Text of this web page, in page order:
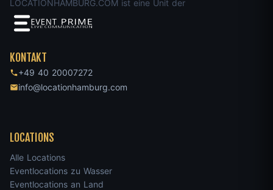
LOCATIONHAMBURG.COM ist eine Unit der
KONTAKT
+49 40 20007272
info@locationhamburg.com
LOCATIONS
Alle Locations
Eventlocations zu Wasser
Eventlocations an Land